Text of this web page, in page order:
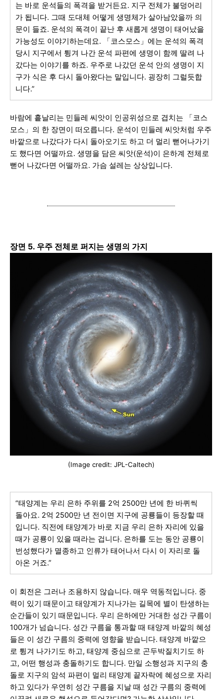
는 바로 운석들의 폭격을 받거든요. 지구 전체가 불덩어리
가 됩니다. 그때 도대체 어떻게 생명체가 살아남았을까 의
문이 들죠. 운석의 폭격이 끝난 후 새롭게 생명이 태어났을
가능성도 이야기하는데요. 「코스모스」에는 운석의 폭격
당시 지구에서 튕겨 나간 운석 파편에 생명이 함께 딸려 나
갔다는 이야기를 하죠. 우주로 나갔던 운석 안의 생명이 지
구가 식은 후 다시 돌아왔다는 말입니다. 굉장히 그럴듯합
니다.”
바람에 흩날리는 민들레 씨앗이 인공위성으로 겹치는 「코스
모스」의 한 장면이 떠오릅니다. 운석이 민들레 씨앗처럼 우주
바깥으로 나갔다가 다시 돌아오기도 하고 더 멀리 뻗어나가기
도 했다면 어떨까요. 생명을 담은 씨앗(운석)이 은하계 전체로
뻗어 나갔다면 어떨까요. 가슴 설레는 상상입니다.
장면 5. 우주 전체로 퍼지는 생명의 가지
(Image credit: JPL-Caltech)
“태양계는 우리 은하 주위를 2억 2500만 년에 한 바퀴씩
돌아요. 2억 2500만 년 전이면 지구에 공룡들이 등장할 때
입니다. 직전에 태양계가 바로 지금 우리 은하 자리에 있을
때가 공룡이 있을 때라는 겁니다. 은하를 도는 동안 공룡이
번성했다가 멸종하고 인류가 태어나서 다시 이 자리로 돌
아온 거죠.”
이 회전은 그러나 조용하지 않습니다. 매우 역동적입니다. 중
력이 있기 때문이고 태양계가 지나가는 길목에 별이 탄생하는
순간들이 있기 때문입니다. 우리 은하에만 거대한 성간 구름이
100개가 넘습니다. 성간 구름을 통과할 때 태양계 바깥의 혜성
들은 이 성간 구름의 중력에 영향을 받습니다. 태양계 바깥으
로 튕겨 나가기도 하고, 태양계 중심으로 곤두박질치기도 하
고, 어떤 행성과 충돌하기도 합니다. 만일 소행성과 지구의 충
돌로 지구의 암석 파편이 멀리 태양계 끝자락에 혜성으로 자리
하고 있다가 우연히 성간 구름을 지날 때 성간 구름의 중력에